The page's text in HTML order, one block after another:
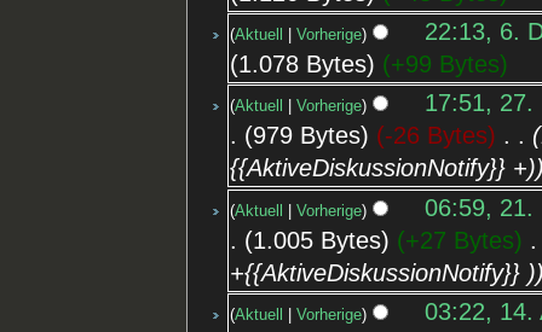
Aktuell Vorherige
22:13, 6.
1.078 Bytes
+99 Bytes
Aktuell Vorherige
17:51, 27.
979 Bytes
-26 Bytes
{{AktiveDiskussionNotify}} +)
Aktuell Vorherige
06:59, 21.
1.005 Bytes
+27 Bytes
+{{AktiveDiskussionNotify}} )
Aktuell Vorherige
03:22, 14.